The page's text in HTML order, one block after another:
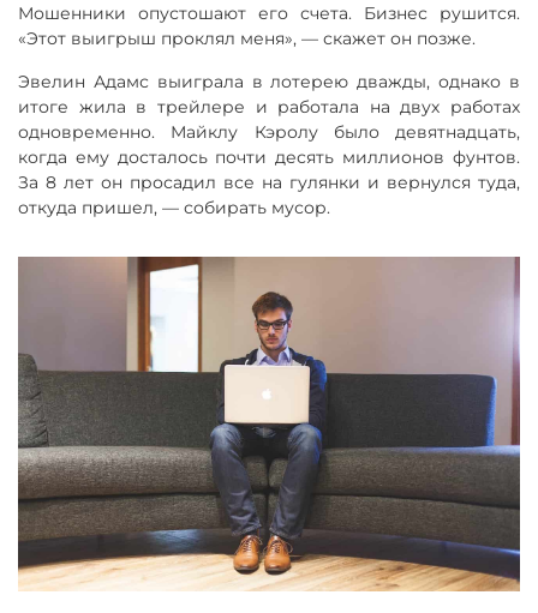
Мошенники опустошают его счета. Бизнес рушится.
«Этот выигрыш проклял меня», — скажет он позже.
Эвелин Адамс выиграла в лотерею дважды, однако в
итоге жила в трейлере и работала на двух работах
одновременно. Майклу Кэролу было девятнадцать,
когда ему досталось почти десять миллионов фунтов.
За 8 лет он просадил все на гулянки и вернулся туда,
откуда пришел, — собирать мусор.